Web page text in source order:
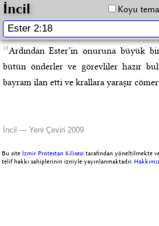
İncil Koyu tema
18Ardından Ester’in onuruna büyük
bütün önderler ve görevliler hazır
bayram ilan etti ve krallara yaraşır
İncil — Yeni Çeviri 2009
Bu site İzmir Protestan Kilisesi tarafından yöneltilmekte
telif hakkı sahiplerinin izniyle yayınlanmaktadır.